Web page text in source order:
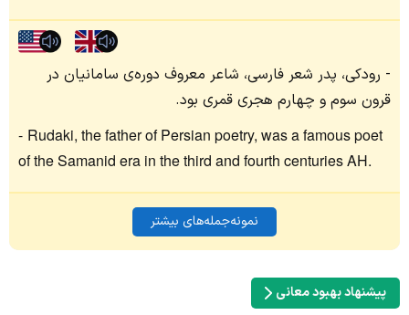
رودکی، پدر شعر فارسی، شاعر معروف دوره‌ی سامانیان در
قرون سوم و چهارم هجری قمری بود.
Rudaki, the father of Persian poetry, was a famous poet
of the Samanid era in the third and fourth centuries AH.
نمونه‌جمله‌های بیشتر
پیشنهاد بهبود معانی